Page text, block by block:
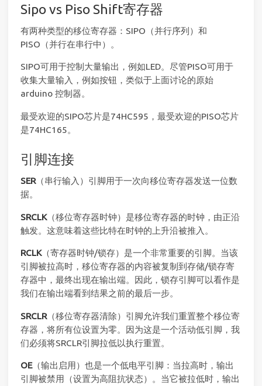
Sipo vs Piso Shift寄存器
有两种类型的移位寄存器：SIPO（并行序列）和
PISO（并行在串行中）。
SIPO可用于控制大量输出，例如LED。尽管PISO可用于
收集大量输入，例如按钮，类似于上面讨论的原始
arduino 控制器。
最受欢迎的SIPO芯片是74HC595，最受欢迎的PISO芯片
是74HC165。
引脚连接
SER（串行输入）引脚用于一次向移位寄存器发送一位数
据。
SRCLK（移位寄存器时钟）是移位寄存器的时钟，由正沿
触发。这意味着这些比特在时钟的上升沿被推入。
RCLK（寄存器时钟/锁存）是一个非常重要的引脚。当该
引脚被拉高时，移位寄存器的内容被复制到存储/锁存寄
存器中，最终出现在输出端。因此，锁存引脚可以看作是
我们在输出端看到结果之前的最后一步。
SRCLR（移位寄存器清除）引脚允许我们重置整个移位寄
存器，将所有位设置为零。因为这是一个活动低引脚，我
们必须将SRCLR引脚拉低以执行重置。
OE（输出启用）也是一个低电平引脚：当拉高时，输出
引脚被禁用（设置为高阻抗状态）。当它被拉低时，输出